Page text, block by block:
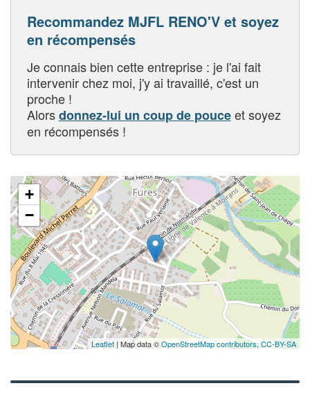
Recommandez MJFL RENO'V et soyez
en récompensés
Je connais bien cette entreprise : je l'ai fait
intervenir chez moi, j'y ai travaillé, c'est un
proche !
Alorsdonnez-lui un coup de pouceet soyez
en récompensés !
+
−
Leaflet | Map data ©OpenStreetMap contributors,CC-BY-SA